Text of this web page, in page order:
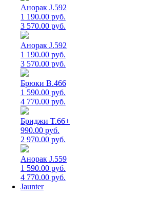
Анорак J.592
1 190.00 руб.
3 570.00 руб.
Анорак J.592
1 190.00 руб.
3 570.00 руб.
Брюки B.466
1 590.00 руб.
4 770.00 руб.
Бриджи T.66+
990.00 руб.
2 970.00 руб.
Анорак J.559
1 590.00 руб.
4 770.00 руб.
Jaunter